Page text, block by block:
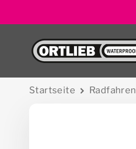
Zur Startseite
Startseite Radfahren